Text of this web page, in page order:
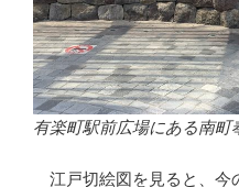
有楽町駅前広場にある南町
江戸切絵図を見ると、今